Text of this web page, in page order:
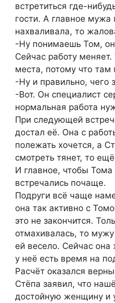
встретиться где-
гости. А главное мужа
нахваливала, то
-Ну понимаешь Том,
Сейчас работу
места, потому что там
-Ну и правильно, чего
-Вот. Он специалист
нормальная работа
При следующей
достал её. Она с
полежать хочется, а
смотреть тянет, то
И главное, чтобы
встречались почаще.
Подруги всё чаще
она так активно с
это не закончится.
отмахивалась, то
ей весело. Сейчас
у неё есть время на
Расчёт оказался
Стёпа заявил, что
достойную женщину и